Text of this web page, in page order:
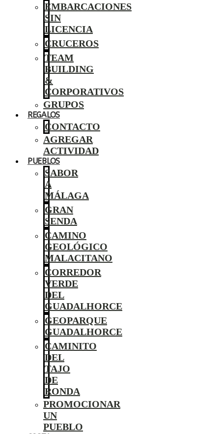
EMBARCACIONES
SIN
LICENCIA
CRUCEROS
TEAM
BUILDING
&
CORPORATIVOS
GRUPOS
REGALOS
CONTACTO
AGREGAR
ACTIVIDAD
PUEBLOS
SABOR
A
MÁLAGA
GRAN
SENDA
CAMINO
GEOLÓGICO
MALACITANO
CORREDOR
VERDE
DEL
GUADALHORCE
GEOPARQUE
GUADALHORCE
CAMINITO
DEL
TAJO
DE
RONDA
PROMOCIONAR
UN
PUEBLO